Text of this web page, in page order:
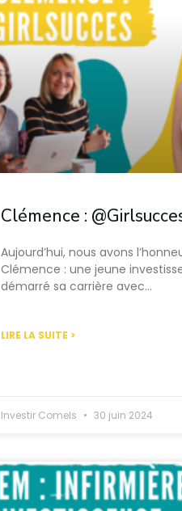
Clémence :
Aujourd’hui, nous avons
Clémence : une jeune
démarré sa carrière avec…
LIRE LA SUITE >
Investir Comels 30 juin 2024